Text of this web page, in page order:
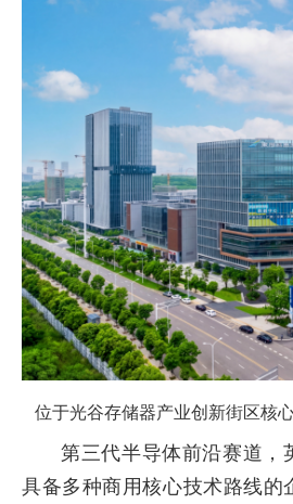
位于光谷存储器产业创新街区核
第三代半导体前沿赛道，
具备多种商用核心技术路线的